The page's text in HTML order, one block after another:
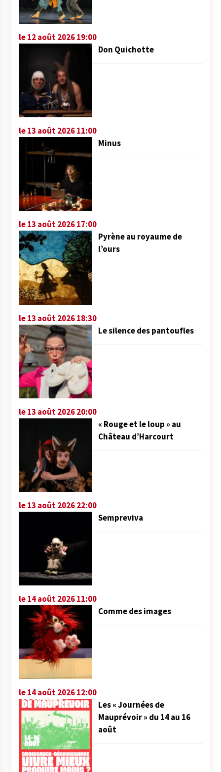
le 12 août 2026 19:00
Don Quichotte
le 13 août 2026 11:00
Minus
le 13 août 2026 17:00
Pyrène au royaume de
l’ours
le 13 août 2026 18:30
Le silence des pantoufles
le 13 août 2026 20:00
« Rouge et le loup » au
Château d’Harcourt
le 13 août 2026 22:00
Sempreviva
le 14 août 2026 11:00
Comme des images
le 14 août 2026 12:00
Les « Journées de
Mauprévoir » du 14 au 16
août